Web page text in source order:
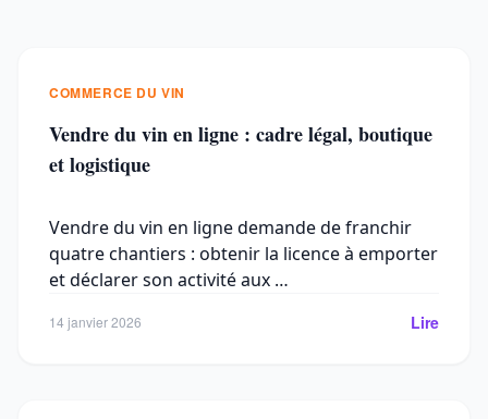
COMMERCE DU VIN
Vendre du vin en ligne : cadre légal, boutique
et logistique
Vendre du vin en ligne demande de franchir
quatre chantiers : obtenir la licence à emporter
et déclarer son activité aux …
14 janvier 2026 Lire